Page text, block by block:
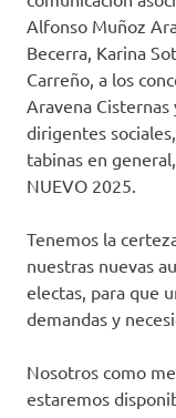
Alfonso Muñoz
Becerra, Karina
Carreño, a los
Aravena Cisternas
dirigentes
tabinas en
NUEVO 2025.
Tenemos la
nuestras nuevas
electas, para que
demandas y
Nosotros como
estaremos